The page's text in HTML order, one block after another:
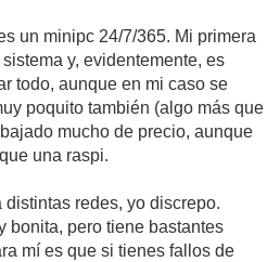
un minipc 24/7/365. Mi primera
y, evidentemente, es
todo, aunque en mi caso se
poquito también (algo más que
mucho de precio, aunque
una raspi.
redes, yo discrepo.
bonita, pero tiene bastantes
mí es que si tienes fallos de